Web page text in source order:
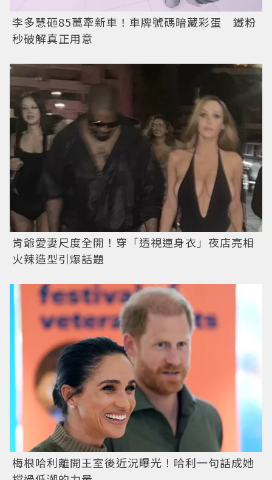
李多慧砸85萬牽新車！車牌號碼暗藏彩蛋 鐵粉
秒破解真正用意
肯爺愛妻尺度全開！穿「透視連身衣」夜店亮相
火辣造型引爆話題
梅根哈利離開王室後近況曝光！哈利一句話成她